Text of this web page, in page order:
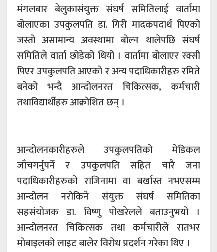
मंगलबार बेलुकासंयुक्त संघर्ष समितिलाई वार्तामा
बोलाएका उपकुलपति डा. गिरी मादकपदार्थ पिएको
जस्तो असामान्य अवस्थामा बोल्न थालेपछि संघर्ष
समितिले वार्ता छोडेको थियो । वार्तामा बोलाएर रक्सी
पिएर उपकुलपति आएको र अन्य पदाधिकारीहरु रमिते
बनेको भन्दै आन्दोलनरत चिकित्सक, कर्मचारी
तथाविद्यार्थीहरु आक्रोशित छन् ।
आन्दोलनकारीहरुले उपकुलपतिको मेडिकल
जाँचगर्नुपर्ने र उपकुलपति सहित चारै जना
पदाधिकारीहरुको राजिनामा वा बर्खास्त नभएसम्म
आन्दोलन नरोकिने संयुक्त संघर्ष समितिका
सहसंयोजक डा. विष्णु पोखरेलले बताउनुभयो ।
आन्दोलनरत चिकित्सक तथा कर्मचारीले रातभर
मोबाइलको लाइट बालेर विरोध प्रदर्शन गरेका थिए ।